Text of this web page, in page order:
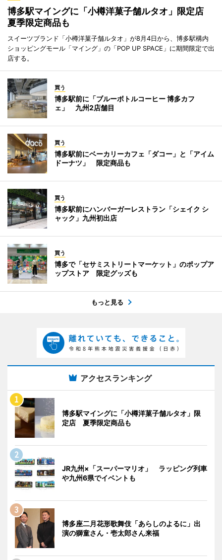
博多駅マイングに「小樽洋菓子舗ルタオ」限定店
夏季限定商品も
スイーツブランド「小樽洋菓子舗ルタオ」が8月4日から、博多駅構内
ショッピングモール「マイング」の「POP UP SPACE」に期間限定で出
店する。
買う
博多駅前に「ブルーボトルコーヒー 博多カフ
ェ」 九州2店舗目
買う
博多駅前にベーカリーカフェ「ダコー」と「アイム
ドーナツ」 限定商品も
買う
博多駅前にハンバーガーレストラン「シェイク シ
ャック」九州初出店
買う
博多で「セサミストリートマーケット」のポップア
ップストア 限定グッズも
もっと見る
アクセスランキング
博多駅マイングに「小樽洋菓子舗ルタオ」限
定店 夏季限定商品も
JR九州×「スーパーマリオ」 ラッピング列車
や九州6県でイベントも
博多座二月花形歌舞伎「あらしのよるに」出
演の獅童さん・壱太郎さん来福